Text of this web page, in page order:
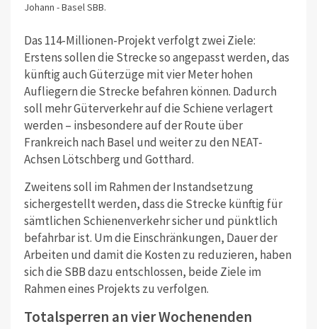
Johann - Basel SBB.
Das 114-Millionen-Projekt verfolgt zwei Ziele:
Erstens sollen die Strecke so angepasst werden, das
künftig auch Güterzüge mit vier Meter hohen
Aufliegern die Strecke befahren können. Dadurch
soll mehr Güterverkehr auf die Schiene verlagert
werden – insbesondere auf der Route über
Frankreich nach Basel und weiter zu den NEAT-
Achsen Lötschberg und Gotthard.
Zweitens soll im Rahmen der Instandsetzung
sichergestellt werden, dass die Strecke künftig für
sämtlichen Schienenverkehr sicher und pünktlich
befahrbar ist. Um die Einschränkungen, Dauer der
Arbeiten und damit die Kosten zu reduzieren, haben
sich die SBB dazu entschlossen, beide Ziele im
Rahmen eines Projekts zu verfolgen.
Totalsperren an vier Wochenenden